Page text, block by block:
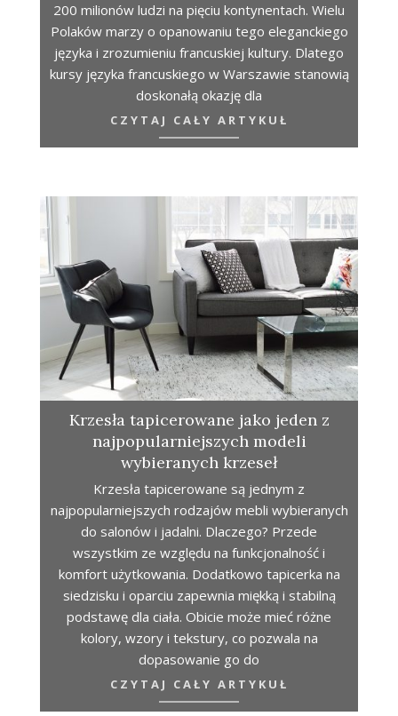
200 milionów ludzi na pięciu kontynentach. Wielu
Polaków marzy o opanowaniu tego eleganckiego
języka i zrozumieniu francuskiej kultury. Dlatego
kursy języka francuskiego w Warszawie stanowią
doskonałą okazję dla
CZYTAJ CAŁY ARTYKUŁ
Krzesła tapicerowane jako jeden z
najpopularniejszych modeli
wybieranych krzeseł
Krzesła tapicerowane są jednym z
najpopularniejszych rodzajów mebli wybieranych
do salonów i jadalni. Dlaczego? Przede
wszystkim ze względu na funkcjonalność i
komfort użytkowania. Dodatkowo tapicerka na
siedzisku i oparciu zapewnia miękką i stabilną
podstawę dla ciała. Obicie może mieć różne
kolory, wzory i tekstury, co pozwala na
dopasowanie go do
CZYTAJ CAŁY ARTYKUŁ